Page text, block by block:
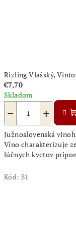
Rizling Vlašský,
€7,70
Skladom
+
−
Južnoslovenská
Víno charakterizuje
lúčnych kvetov
Kód: 81